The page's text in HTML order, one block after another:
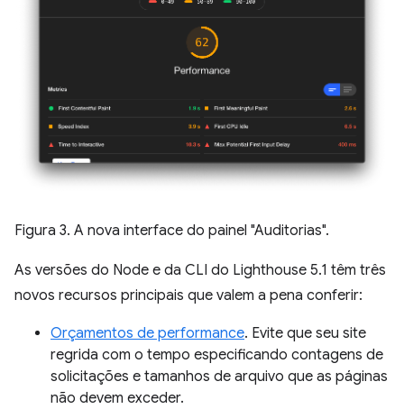
Figura 3. A nova interface do painel "Auditorias".
As versões do Node e da CLI do Lighthouse 5.1 têm três
novos recursos principais que valem a pena conferir:
Orçamentos de performance. Evite que seu site
regrida com o tempo especificando contagens de
solicitações e tamanhos de arquivo que as páginas
não devem exceder.